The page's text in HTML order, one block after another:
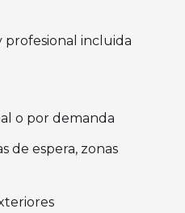
profesional incluida
o por demanda
de espera, zonas